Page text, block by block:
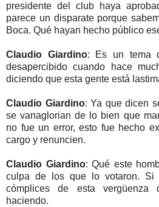
presidente del club haya
parece un disparate porque
Boca. Qué hayan hecho público
Claudio Giardino: Es un tema
desapercibido cuando hace
diciendo que esta gente está
Claudio Giardino: Ya que dicen
se vanaglorian de lo bien que
no fue un error, esto fue hecho
cargo y renuncien.
Claudio Giardino: Qué este
culpa de los que lo votaron. Si
cómplices de esta vergüenza
haciendo.